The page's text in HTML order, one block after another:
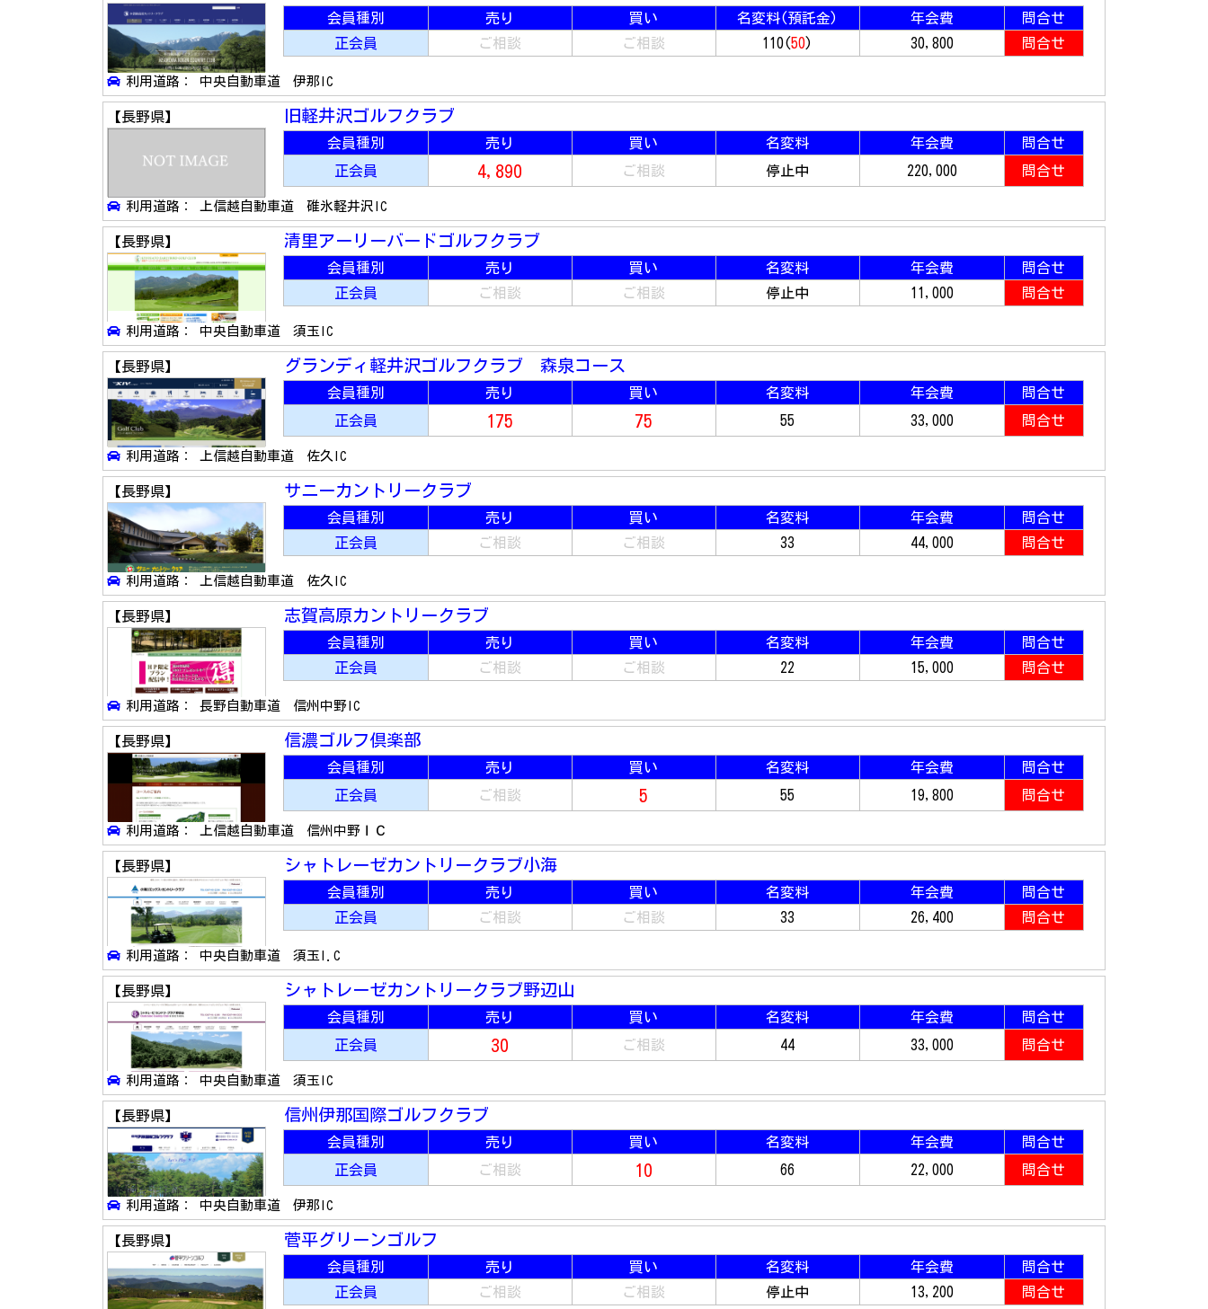
会員種別 売り 買い 名変料(預託金) 年会費
問合せ
正会員
ご相談 ご相談 110(50) 30,800 問合せ
利用道路： 中央自動車道 伊那IC
【長野県】 旧軽井沢ゴルフクラブ
会員種別 売り 買い 名変料 年会費
問合せ
正会員
4,890 ご相談 停止中 220,000 問合せ
利用道路： 上信越自動車道 碓氷軽井沢IC
【長野県】 清里アーリーバードゴルフクラブ
会員種別 売り 買い 名変料 年会費
問合せ
正会員
ご相談 ご相談 停止中 11,000 問合せ
利用道路： 中央自動車道 須玉IC
【長野県】 グランディ軽井沢ゴルフクラブ 森泉コース
会員種別 売り 買い 名変料 年会費
問合せ
正会員
175 75 55 33,000 問合せ
利用道路： 上信越自動車道 佐久IC
【長野県】 サニーカントリークラブ
会員種別 売り 買い 名変料 年会費
問合せ
正会員
ご相談 ご相談 33 44,000 問合せ
利用道路： 上信越自動車道 佐久IC
【長野県】 志賀高原カントリークラブ
会員種別 売り 買い 名変料 年会費
問合せ
正会員
ご相談 ご相談 22 15,000 問合せ
利用道路： 長野自動車道 信州中野IC
【長野県】 信濃ゴルフ倶楽部
会員種別 売り 買い 名変料 年会費
問合せ
正会員
ご相談 5 55 19,800 問合せ
利用道路： 上信越自動車道 信州中野ＩＣ
【長野県】 シャトレーゼカントリークラブ小海
会員種別 売り 買い 名変料 年会費
問合せ
正会員
ご相談 ご相談 33 26,400 問合せ
利用道路： 中央自動車道 須玉I.C
【長野県】 シャトレーゼカントリークラブ野辺山
会員種別 売り 買い 名変料 年会費
問合せ
正会員
30 ご相談 44 33,000 問合せ
利用道路： 中央自動車道 須玉IC
【長野県】 信州伊那国際ゴルフクラブ
会員種別 売り 買い 名変料 年会費
問合せ
正会員
ご相談 10 66 22,000 問合せ
利用道路： 中央自動車道 伊那IC
【長野県】 菅平グリーンゴルフ
会員種別 売り 買い 名変料 年会費
問合せ
正会員
ご相談 ご相談 停止中 13,200 問合せ